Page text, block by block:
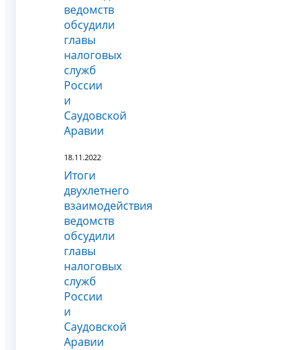
ведомств
обсудили
главы
налоговых
служб
России
и
Саудовской
Аравии
18.11.2022
Итоги
двухлетнего
взаимодействия
ведомств
обсудили
главы
налоговых
служб
России
и
Саудовской
Аравии